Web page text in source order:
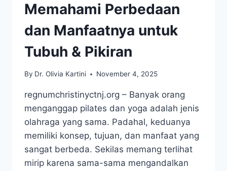
Memahami Perbedaan
dan Manfaatnya untuk
Tubuh & Pikiran
By Dr. Olivia Kartini November 4, 2025
regnumchristinyctnj.org – Banyak orang
menganggap pilates dan yoga adalah jenis
olahraga yang sama. Padahal, keduanya
memiliki konsep, tujuan, dan manfaat yang
sangat berbeda. Sekilas memang terlihat
mirip karena sama-sama mengandalkan